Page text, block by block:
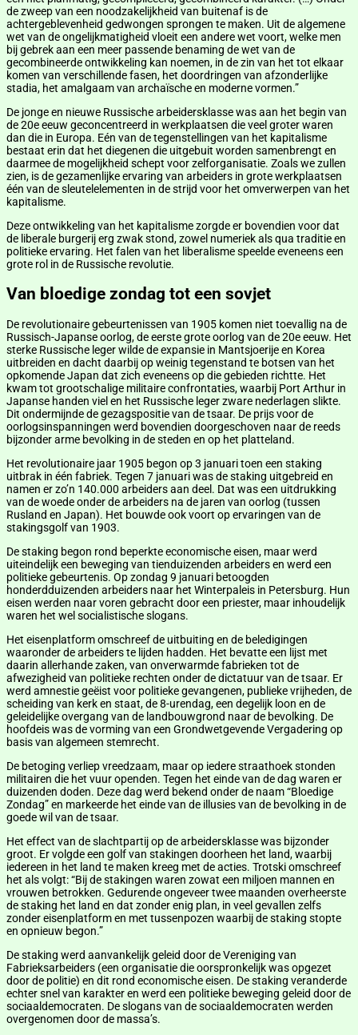
de zweep van een noodzakelijkheid van buitenaf is de
achtergeblevenheid gedwongen sprongen te maken. Uit de algemene
wet van de ongelijkmatigheid vloeit een andere wet voort, welke men
bij gebrek aan een meer passende benaming de wet van de
gecombineerde ontwikkeling kan noemen, in de zin van het tot elkaar
komen van verschillende fasen, het doordringen van afzonderlijke
stadia, het amalgaam van archaïsche en moderne vormen.”
De jonge en nieuwe Russische arbeidersklasse was aan het begin van
de 20e eeuw geconcentreerd in werkplaatsen die veel groter waren
dan die in Europa. Eén van de tegenstellingen van het kapitalisme
bestaat erin dat het diegenen die uitgebuit worden samenbrengt en
daarmee de mogelijkheid schept voor zelforganisatie. Zoals we zullen
zien, is de gezamenlijke ervaring van arbeiders in grote werkplaatsen
één van de sleutelelementen in de strijd voor het omverwerpen van het
kapitalisme.
Deze ontwikkeling van het kapitalisme zorgde er bovendien voor dat
de liberale burgerij erg zwak stond, zowel numeriek als qua traditie en
politieke ervaring. Het falen van het liberalisme speelde eveneens een
grote rol in de Russische revolutie.
Van bloedige zondag tot een sovjet
De revolutionaire gebeurtenissen van 1905 komen niet toevallig na de
Russisch-Japanse oorlog, de eerste grote oorlog van de 20e eeuw. Het
sterke Russische leger wilde de expansie in Mantsjoerije en Korea
uitbreiden en dacht daarbij op weinig tegenstand te botsen van het
opkomende Japan dat zich eveneens op die gebieden richtte. Het
kwam tot grootschalige militaire confrontaties, waarbij Port Arthur in
Japanse handen viel en het Russische leger zware nederlagen slikte.
Dit ondermijnde de gezagspositie van de tsaar. De prijs voor de
oorlogsinspanningen werd bovendien doorgeschoven naar de reeds
bijzonder arme bevolking in de steden en op het platteland.
Het revolutionaire jaar 1905 begon op 3 januari toen een staking
uitbrak in één fabriek. Tegen 7 januari was de staking uitgebreid en
namen er zo’n 140.000 arbeiders aan deel. Dat was een uitdrukking
van de woede onder de arbeiders na de jaren van oorlog (tussen
Rusland en Japan). Het bouwde ook voort op ervaringen van de
stakingsgolf van 1903.
De staking begon rond beperkte economische eisen, maar werd
uiteindelijk een beweging van tienduizenden arbeiders en werd een
politieke gebeurtenis. Op zondag 9 januari betoogden
honderdduizenden arbeiders naar het Winterpaleis in Petersburg. Hun
eisen werden naar voren gebracht door een priester, maar inhoudelijk
waren het wel socialistische slogans.
Het eisenplatform omschreef de uitbuiting en de beledigingen
waaronder de arbeiders te lijden hadden. Het bevatte een lijst met
daarin allerhande zaken, van onverwarmde fabrieken tot de
afwezigheid van politieke rechten onder de dictatuur van de tsaar. Er
werd amnestie geëist voor politieke gevangenen, publieke vrijheden, de
scheiding van kerk en staat, de 8-urendag, een degelijk loon en de
geleidelijke overgang van de landbouwgrond naar de bevolking. De
hoofdeis was de vorming van een Grondwetgevende Vergadering op
basis van algemeen stemrecht.
De betoging verliep vreedzaam, maar op iedere straathoek stonden
militairen die het vuur openden. Tegen het einde van de dag waren er
duizenden doden. Deze dag werd bekend onder de naam “Bloedige
Zondag” en markeerde het einde van de illusies van de bevolking in de
goede wil van de tsaar.
Het effect van de slachtpartij op de arbeidersklasse was bijzonder
groot. Er volgde een golf van stakingen doorheen het land, waarbij
iedereen in het land te maken kreeg met de acties. Trotski omschreef
het als volgt: “Bij de stakingen waren zowat een miljoen mannen en
vrouwen betrokken. Gedurende ongeveer twee maanden overheerste
de staking het land en dat zonder enig plan, in veel gevallen zelfs
zonder eisenplatform en met tussenpozen waarbij de staking stopte
en opnieuw begon.”
De staking werd aanvankelijk geleid door de Vereniging van
Fabrieksarbeiders (een organisatie die oorspronkelijk was opgezet
door de politie) en dit rond economische eisen. De staking veranderde
echter snel van karakter en werd een politieke beweging geleid door de
sociaaldemocraten. De slogans van de sociaaldemocraten werden
overgenomen door de massa’s.